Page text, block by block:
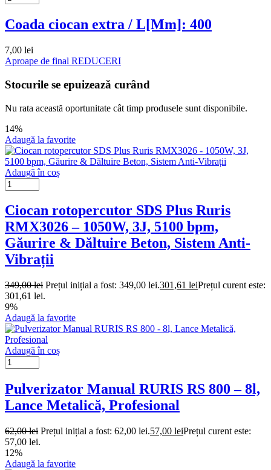
Coada ciocan extra / L[Mm]: 400
7,00 lei
Aproape de final REDUCERI
Stocurile se epuizează curând
Nu rata această oportunitate cât timp produsele sunt disponibile.
14%
Adaugă la favorite
Adaugă în coș
Ciocan rotopercutor SDS Plus Ruris
RMX3026 – 1050W, 3J, 5100 bpm,
Găurire & Dăltuire Beton, Sistem Anti-
Vibrații
349,00lei Prețul inițial a fost: 349,00 lei.301,61 leiPrețul curent este:
301,61 lei.
9%
Adaugă la favorite
Adaugă în coș
Pulverizator Manual RURIS RS 800 – 8l,
Lance Metalică, Profesional
62,00lei Prețul inițial a fost: 62,00 lei.57,00 leiPrețul curent este:
57,00 lei.
12%
Adaugă la favorite